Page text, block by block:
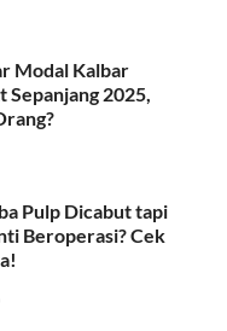
Modal Kalbar
Sepanjang 2025,
Pulp Dicabut tapi
Beroperasi? Cek